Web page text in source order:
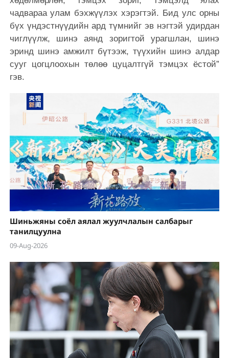
чадвараа улам бэхжүүлэх хэрэгтэй. Бид улс орны
бүх үндэстнүүдийн ард түмнийг эв нэгтэй удирдан
чиглүүлж, шинэ аянд зоригтой урагшлан, шинэ
эринд шинэ амжилт бүтээж, түүхийн шинэ алдар
сууг цогцлоохын төлөө цуцалтгүй тэмцэх ёстой”
гэв.
Шиньжяны соёл аялал жуулчлалын салбарыг
танилцуулна
09-Aug-2026